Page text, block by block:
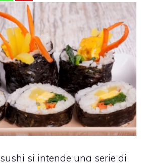
si intende una serie di